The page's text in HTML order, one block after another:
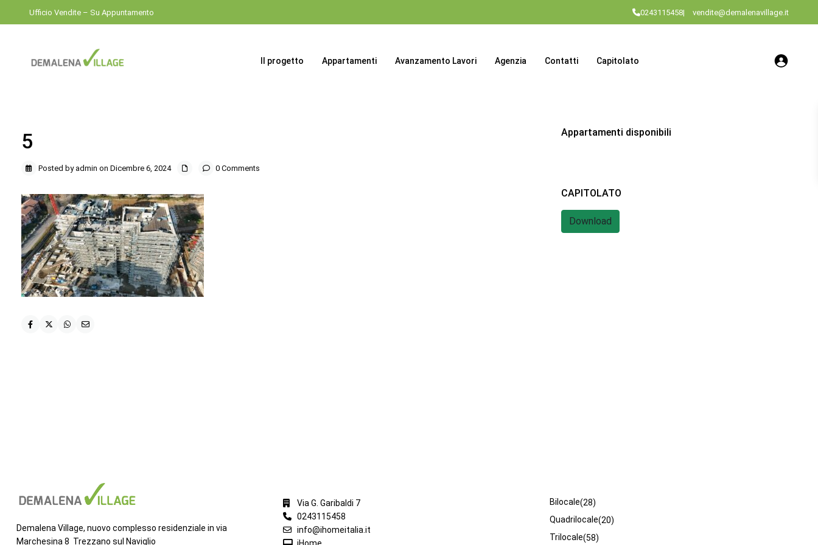
Ufficio Vendite – Su Appuntamento 0243115458| vendite@demalenavillage.it
Il progetto Appartamenti Avanzamento Lavori Agenzia Contatti Capitolato
5
Posted by admin on Dicembre 6, 2024 0 Comments
Appartamenti disponibili
CAPITOLATO
Download
Demalena Village, nuovo complesso residenziale in via
Marchesina 8 Trezzano sul Naviglio
Via G. Garibaldi 7
0243115458
info@ihomeitalia.it
Bilocale(28)
Quadrilocale(20)
Trilocale(58)